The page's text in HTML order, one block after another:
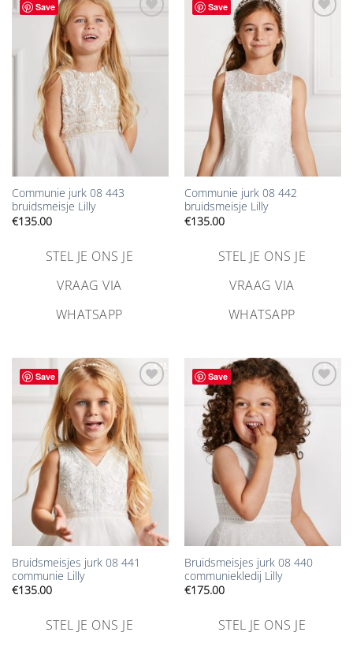
Save
verlanglijst
toevoegen
Communie jurk 08 443
bruidsmeisje Lilly
€135.00
STEL JE ONS JE
VRAAG VIA
WHATSAPP
Save
Communie jurk 08 442
bruidsmeisje Lilly
€135.00
STEL JE ONS JE
VRAAG VIA
WHATSAPP
Save
Aan
verlanglijst
toevoegen
Bruidsmeisjes jurk 08 441
communie Lilly
€135.00
STEL JE ONS JE
Save
Aan
verlanglijst
toevoegen
Bruidsmeisjes jurk 08 440
communiekledij Lilly
€175.00
STEL JE ONS JE